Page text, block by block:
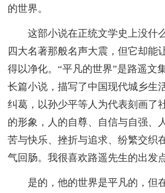
的世界。
这部小说在正统文学史上没什
四大名著那般名声大震，但它却能
得以净化。“平凡的世界”是路遥文
长篇小说，描写了中国现代城乡生
纠葛，以孙少平等人为代表刻画了
的形象，人的自尊、自信与自强、
苦与快乐、挫折与追求、纷繁交织
气回肠。我很喜欢路遥先生的出发
是的，他的世界是平凡的，但